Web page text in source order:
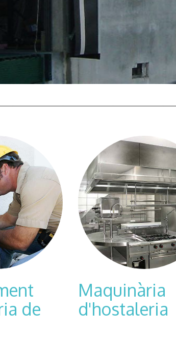
de
Maquinària
d'hostaleria